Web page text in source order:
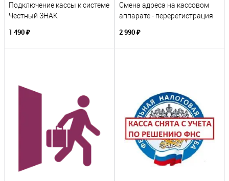
Подключение кассы к системе
Честный ЗНАК
1 490 ₽
Смена адреса на кассовом
аппарате - перерегистрация
2 990 ₽